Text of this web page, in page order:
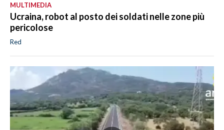
MULTIMEDIA
Ucraina, robot al posto dei soldati nelle zone più
pericolose
Red